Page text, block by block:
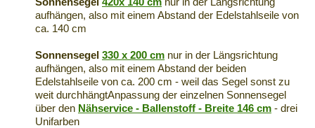
aufhängen, also mit einem Abstand der Edelstahlseile von
ca. 140 cm
Sonnensegel 330 x 200 cm nur in der Längsrichtung
aufhängen, also mit einem Abstand der beiden
Edelstahlseile von ca. 200 cm - weil das Segel sonst zu
weit durchhängtAnpassung der einzelnen Sonnensegel
über den Nähservice - Ballenstoff - Breite 146 cm - drei
Unifarben